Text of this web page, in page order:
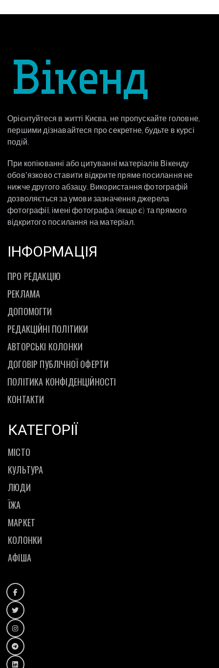
Орієнтуйтеся в житті Києва, не пропускайте головне,
першими дізнавайтеся про секретне, будьте в курсі
подій.
При копіюванні або цитуванні матеріалів Вікенду
обовʼязково ставити відкрите пряме посилання не
нижче другого абзацу. Використання фотографій
дозволяється за умови зазначення джерела
фотографії, імені фотографа (якщо є) та прямого
відкритого посилання на матеріал.
ІНФОРМАЦІЯ
ПРО РЕДАКЦІЮ
РЕКЛАМА
ДОПОМОГТИ
РЕДАКЦІЙНІ ПОЛІТИКИ
АВТОРСЬКІ КОЛОНКИ
ДОГОВІР ПУБЛІЧНОЇ ОФЕРТИ
ПОЛІТИКА КОНФІДЕНЦІЙНОСТІ
КОНТАКТИ
КАТЕГОРІЇ
МІСТО
КУЛЬТУРА
ЛЮДИ
ЇЖА
МАРКЕТ
КОЛОНКИ
АФІША